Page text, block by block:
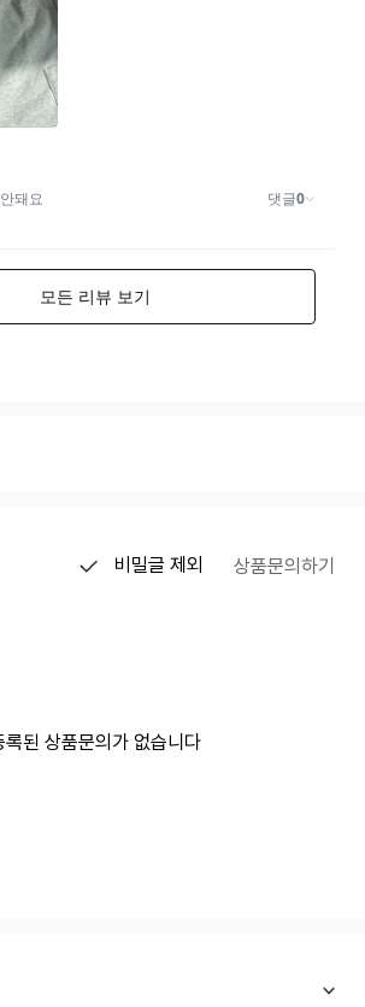
비밀글 제외 상품문의하기
록된 상품문의가 없습니다